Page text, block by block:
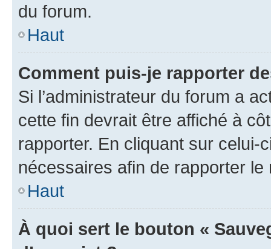
du forum.
Haut
Comment puis-je rapporter
Si l’administrateur du forum a
cette fin devrait être affiché à
rapporter. En cliquant sur
nécessaires afin de rapporter le
Haut
À quoi sert le bouton «